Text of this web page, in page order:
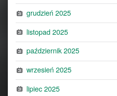
grudzień 2025
listopad 2025
październik 2025
wrzesień 2025
lipiec 2025